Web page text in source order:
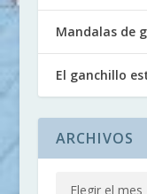
Mandalas de
El ganchillo
ARCHIVOS